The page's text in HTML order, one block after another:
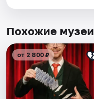
Похожие музеи
от 2 800 ₽